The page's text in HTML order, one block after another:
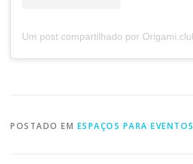
POSTADO EM ESPAÇOS PARA EVENTOS